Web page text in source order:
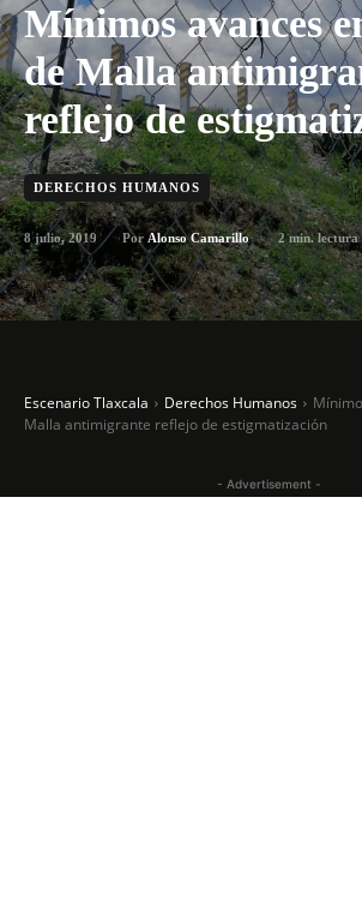
Mínimos avances
de Malla
reflejo de
DERECHOS HUMANOS
8 julio, 2019 Por Alonso Camarillo 2min. lectura
Escenario Tlaxcala Derechos Humanos
Malla antimigrante reflejo de estigmatización
- Advertisement -